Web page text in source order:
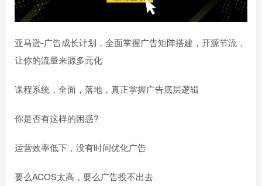
亚马逊-广告成长计划，​全面掌握广告矩阵搭建，开源节流，
让你的流量来源多元化
课程系统，全面，落地，真正掌握广告底层逻辑
你是否有这样的困惑?
运营效率低下，没有时间优化广告
要么ACOS太高，要么广告投不出去